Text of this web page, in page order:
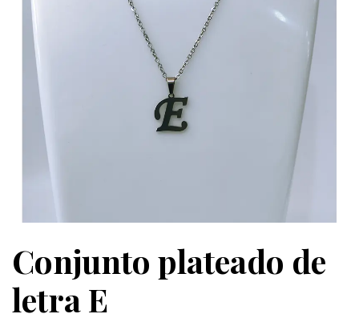
Conjunto plateado de
letra E